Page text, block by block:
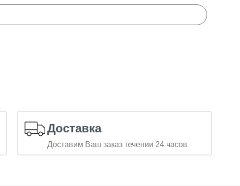
Доставка
Доставим Ваш заказ течении 24 часов